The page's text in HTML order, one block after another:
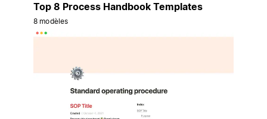
Top 8 Process Handbook Templates
8 modèles